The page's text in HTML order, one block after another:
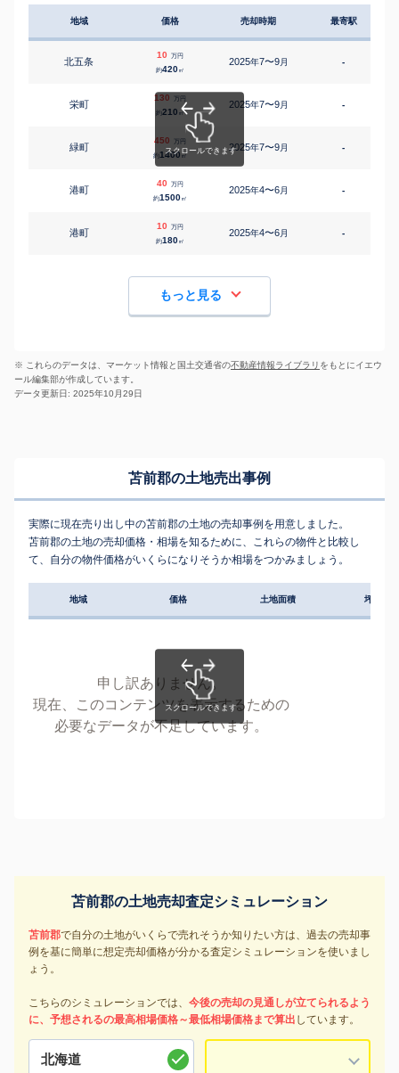
地域 価格 売却時期 最寄駅
北五条
10 万円
約420㎡
2025年7〜9月 -
栄町
130 万円
約210 ㎡
2025年7〜9月 -
緑町
450 万円
約1400 ㎡
2025年7〜9月 -
港町
40 万円
約1500㎡
2025年4〜6月 -
港町
10 万円
約180㎡
2025年4〜6月 -
もっと見る
※ これらのデータは、マーケット情報と国土交通省の不動産情報ライブラリ をもとにイエウ
ール編集部が作成しています。
データ更新日: 2025年10月29日
苫前郡の土地売出事例
実際に現在売り出し中の苫前郡の土地の売却事例を用意しました。
苫前郡の土地の売却価格・相場を知るために、これらの物件と比較し
て、自分の物件価格がいくらになりそうか相場をつかみましょう。
地域 価格 土地面積 坪単価
申し訳ありません。
現在、このコンテンツを表示するための
必要なデータが不足しています。
苫前郡の土地売却査定シミュレーション
苫前郡で自分の土地がいくらで売れそうか知りたい方は、過去の売却事
例を基に簡単に想定売却価格が分かる査定シミュレーションを使いまし
ょう。
こちらのシミュレーションでは、 今後の売却の見通しが立てられるよう
に、予想されるの最高相場価格～最低相場価格まで算出 しています。